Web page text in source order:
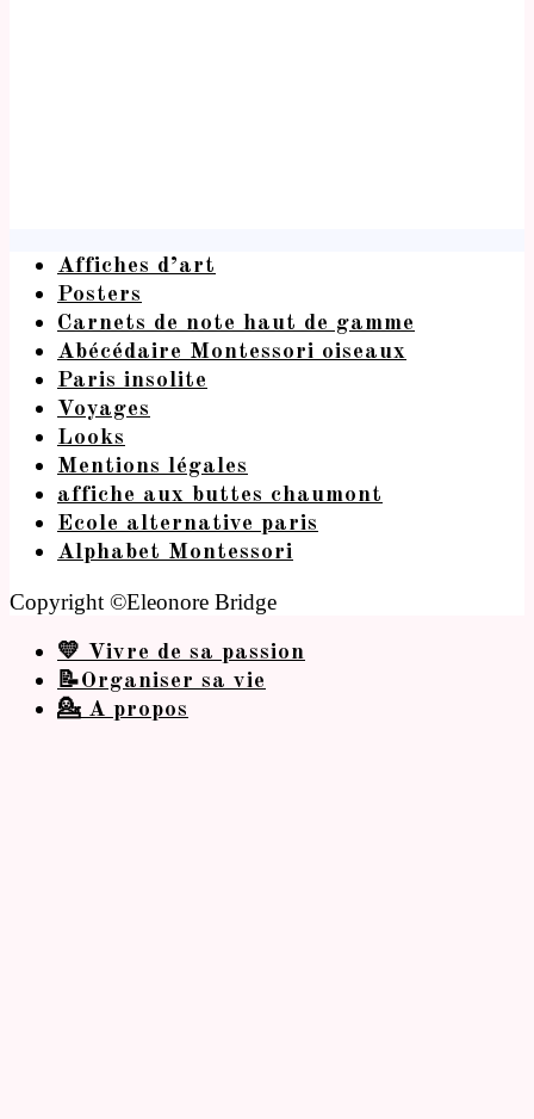
Affiches d’art
Posters
Carnets de note haut de gamme
Abécédaire Montessori oiseaux
Paris insolite
Voyages
Looks
Mentions légales
affiche aux buttes chaumont
Ecole alternative paris
Alphabet Montessori
Copyright ©Eleonore Bridge
💛 Vivre de sa passion
📝Organiser sa vie
💁 A propos